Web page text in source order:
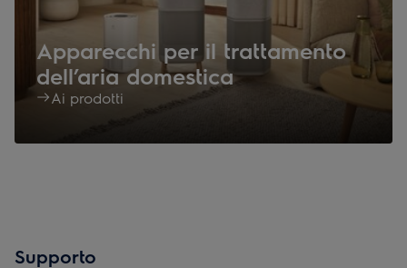
Apparecchi per il trattamento
dell’aria domestica
Ai prodotti
Supporto